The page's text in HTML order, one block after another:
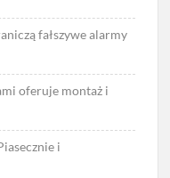
fałszywe alarmy
oferuje montaż i
i